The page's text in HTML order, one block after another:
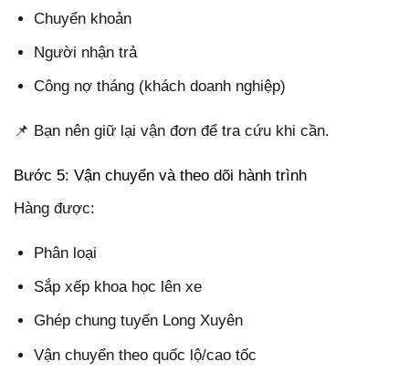
Chuyển khoản
Người nhận trả
Công nợ tháng (khách doanh nghiệp)
📌 Bạn nên giữ lại vận đơn để tra cứu khi cần.
Bước 5: Vận chuyển và theo dõi hành trình
Hàng được:
Phân loại
Sắp xếp khoa học lên xe
Ghép chung tuyến Long Xuyên
Vận chuyển theo quốc lộ/cao tốc